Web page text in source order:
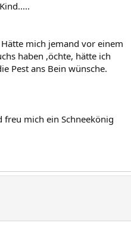
mich jemand vor einem
haben ,öchte, hätte ich
Pest ans Bein wünsche.
mich ein Schneekönig